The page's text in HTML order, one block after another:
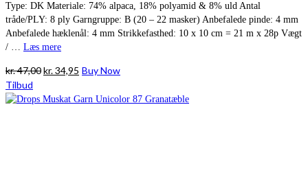
Type: DK Materiale: 74% alpaca, 18% polyamid & 8% uld Antal
tråde/PLY: 8 ply Garngruppe: B (20 – 22 masker) Anbefalede pinde: 4 mm
Anbefalede hæklenål: 4 mm Strikkefasthed: 10 x 10 cm = 21 m x 28p Vægt
/ … Læs mere
kr.47,00Den
pris
kr.34,95 Den
pris
Buy Now
Tilbud